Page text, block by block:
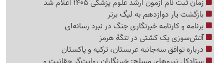
زمان ثبت نام آزمون ارشد علوم پزشکی 1405 اعلام شد
بازگشت یار دوازدهم به لیگ برتر
برنامه و کارنامه خبرنگاری جنگ در نبرد رسانه‌ای
آتش‌سوزی یک کشتی در تنگهٔ هرمز
درباره توافق سه‌جانبه عربستان، ترکیه و پاکستان